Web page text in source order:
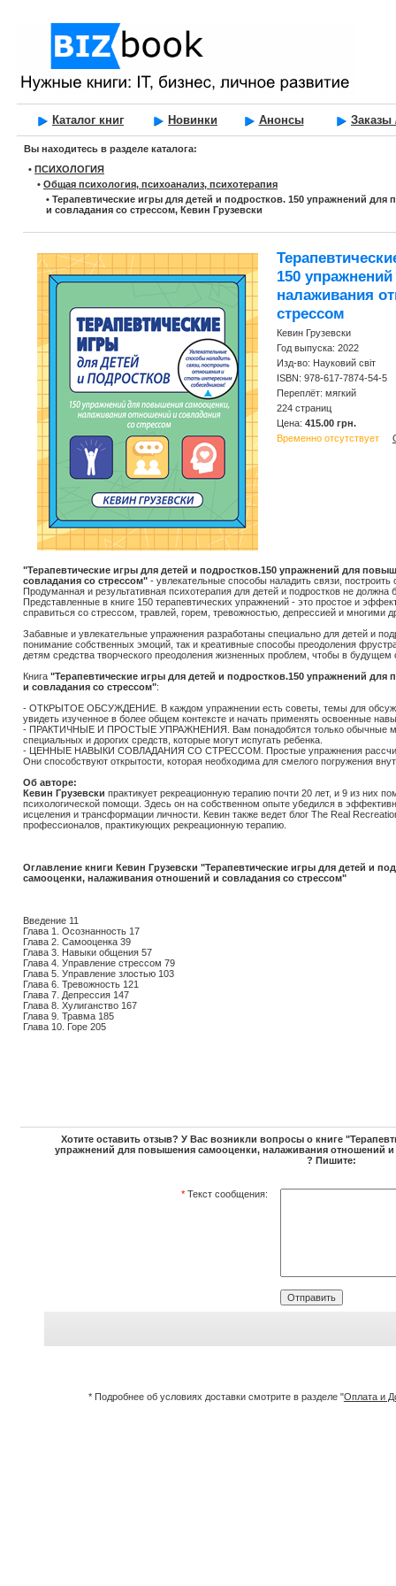
Каталог книг Новинки Анонсы Заказы
Вы находитесь в разделе каталога:
• ПСИХОЛОГИЯ
• Общая психология, психоанализ, психотерапия
• Терапевтические игры для детей и подростков. 150 упражнений
и совладания со стрессом, Кевин Грузевски
150
налаживания
стрессом
Кевин Грузевски
Год выпуска: 2022
Изд-во: Науковий світ
ISBN: 978-617-7874-54-5
Переплёт: мягкий
224 страниц
Цена: 415.00 грн.
Временно отсутствует
"Терапевтические игры для детей и подростков.150 упражнений для
совладания со стрессом" - увлекательные способы наладить связи,
Продуманная и результативная психотерапия для детей и подростков не
Представленные в книге 150 терапевтических упражнений - это простое и
справиться со стрессом, травлей, горем, тревожностью, депрессией и многими
Забавные и увлекательные упражнения разработаны специально для детей и
понимание собственных эмоций, так и креативные способы преодоления
детям средства творческого преодоления жизненных проблем, чтобы в
Книга "Терапевтические игры для детей и подростков.150 упражнений
и совладания со стрессом":
- ОТКРЫТОЕ ОБСУЖДЕНИЕ. В каждом упражнении есть советы, темы для
увидеть изученное в более общем контексте и начать применять освоенные
- ПРАКТИЧНЫЕ И ПРОСТЫЕ УПРАЖНЕНИЯ. Вам понадобятся только обычные
специальных и дорогих средств, которые могут испугать ребенка.
- ЦЕННЫЕ НАВЫКИ СОВЛАДАНИЯ СО СТРЕССОМ. Простые упражнения
Они способствуют открытости, которая необходима для смелого погружения
Об авторе:
Кевин Грузевски практикует рекреационную терапию почти 20 лет, и 9 из них
психологической помощи. Здесь он на собственном опыте убедился в
исцеления и трансформации личности. Кевин также ведет блог The Real
профессионалов, практикующих рекреационную терапию.
Оглавление книги Кевин Грузевски "Терапевтические игры для детей и
самооценки, налаживания отношений и совладания со стрессом"
Введение 11
Глава 1. Осознанность 17
Глава 2. Самооценка 39
Глава 3. Навыки общения 57
Глава 4. Управление стрессом 79
Глава 5. Управление злостью 103
Глава 6. Тревожность 121
Глава 7. Депрессия 147
Глава 8. Хулиганство 167
Глава 9. Травма 185
Глава 10. Горе 205
Хотите оставить отзыв? У Вас возникли вопросы о книге
упражнений для повышения самооценки, налаживания отношений и
? Пишите:
* Текст сообщения:
* Подробнее об условиях доставки смотрите в разделе "Оплата и